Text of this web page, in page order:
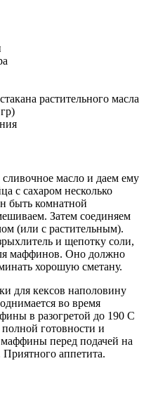
растительного масла
масло и даем ему
с сахаром несколько
быть комнатной
Затем соединяем
(или с растительным).
и щепотку соли,
маффинов. Оно должно
хорошую сметану.
для кексов наполовину
во время
в разогретой до 190 С
готовности и
перед подачей на
аппетита.